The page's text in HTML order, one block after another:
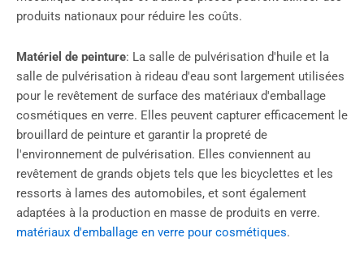
produits nationaux pour réduire les coûts.
Matériel de peinture: La salle de pulvérisation d'huile et la
salle de pulvérisation à rideau d'eau sont largement utilisées
pour le revêtement de surface des matériaux d'emballage
cosmétiques en verre. Elles peuvent capturer efficacement le
brouillard de peinture et garantir la propreté de
l'environnement de pulvérisation. Elles conviennent au
revêtement de grands objets tels que les bicyclettes et les
ressorts à lames des automobiles, et sont également
adaptées à la production en masse de produits en verre.
matériaux d'emballage en verre pour cosmétiques.